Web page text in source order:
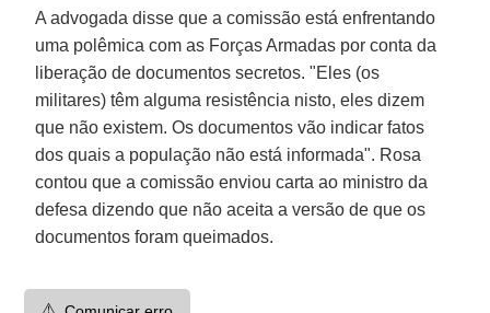
A advogada disse que a comissão está enfrentando
uma polêmica com as Forças Armadas por conta da
liberação de documentos secretos. "Eles (os
militares) têm alguma resistência nisto, eles dizem
que não existem. Os documentos vão indicar fatos
dos quais a população não está informada". Rosa
contou que a comissão enviou carta ao ministro da
defesa dizendo que não aceita a versão de que os
documentos foram queimados.
⚠️